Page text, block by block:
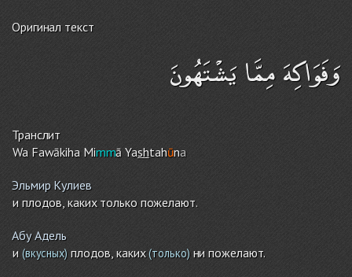
Оригинал текст
وَفَوَاكِهَ مِمَّا يَشْتَهُونَ
Транслит
Wa FawākihaMimmā Yashtahūna
Эльмир Кулиев
и плодов, каких только пожелают.
Абу Адель
и(вкусных)плодов, каких(только)ни пожелают.